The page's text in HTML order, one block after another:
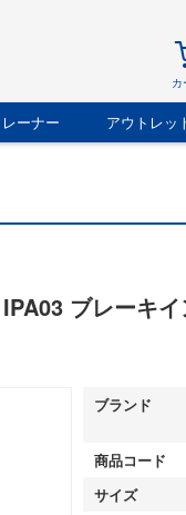
カ
ーナー アウトレッ
ブレーキ
ブランド
商品コード
サイズ